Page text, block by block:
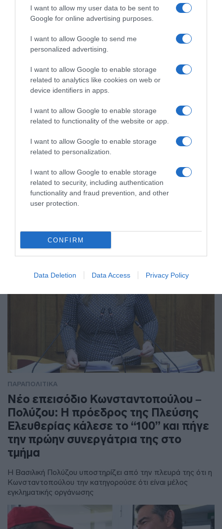
I want to allow my user data to be sent to
Google for online advertising purposes.
I want to allow Google to send me
personalized advertising.
I want to allow Google to enable storage
related to analytics like cookies on web or
device identifiers in apps.
I want to allow Google to enable storage
related to functionality of the website or app.
I want to allow Google to enable storage
related to personalization.
I want to allow Google to enable storage
related to security, including authentication
functionality and fraud prevention, and other
user protection.
CONFIRM
Data Deletion Data Access Privacy Policy
ΠΑΡΑΠΟΛΙΤΙΚΑ
ΠΑΡΑΠΟΛΙΤΙΚΑ
Νέο επεισόδιο Κωνσταντοπούλου –
Πολύζου: Η πρόεδρος της Πλεύσης
Ελευθερίας κάλεσε το “100” και πήγε
την πρώην συνεργάτρια της στο
τμήμα
Η Βασιλική Πολύζου υποστηρίζει από την πλευρά της ότι η
Κωνσταντοπούλου την κατηγορούσε ότι είναι μέλος
εγκληματικής οργάνωσης